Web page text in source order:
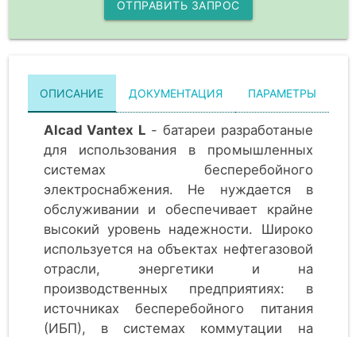
ОТПРАВИТЬ ЗАПРОС
ОПИСАНИЕ ДОКУМЕНТАЦИЯ ПАРАМЕТРЫ
Alcad Vantex L - батареи разработаные
для использования в промышленных
системах бесперебойного
электроснабжения. Не нуждается в
обслуживании и обеспечивает крайне
высокий уровень надежности. Широко
используется на объектах нефтегазовой
отрасли, энергетики и на
производственных предприятиях: в
источниках бесперебойного питания
(ИБП), в системах коммутации на